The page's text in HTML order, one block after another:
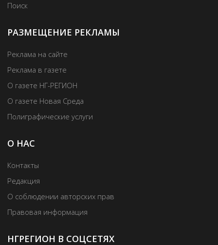
Поиск
РАЗМЕЩЕНИЕ РЕКЛАМЫ
Реклама на сайте
Реклама в газете
О газете НГ-РЕГИОН
О газете Новая Среда
Полиграфические услуги
О НАС
Контакты
Редакция
О соблюдении авторских прав
Правовая информация
НГРЕГИОН В СОЦСЕТЯХ